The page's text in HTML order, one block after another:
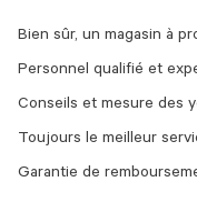
Bien sûr, un magasin à
Personnel qualifié et
Conseils et mesure des
Toujours le meilleur
Garantie de